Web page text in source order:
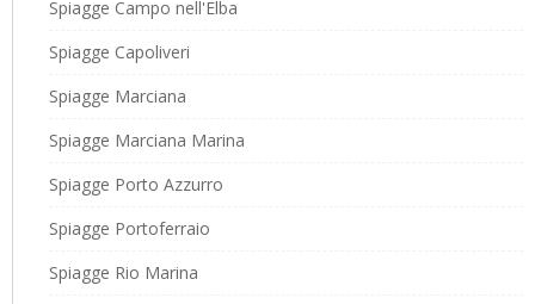
Spiagge Campo nell'Elba
Spiagge Capoliveri
Spiagge Marciana
Spiagge Marciana Marina
Spiagge Porto Azzurro
Spiagge Portoferraio
Spiagge Rio Marina